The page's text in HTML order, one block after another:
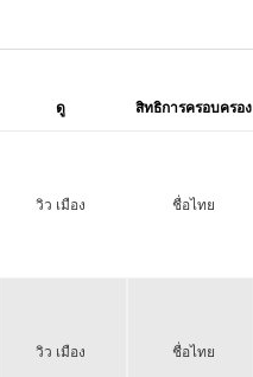
ดู สิทธิการครอบครอง
วิว เมือง ชื่อไทย
วิว เมือง ชื่อไทย